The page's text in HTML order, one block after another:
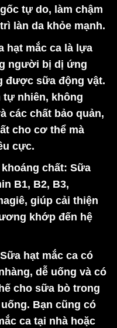
tự do, làm chậm
làn da khỏe mạnh.
hạt mắc ca là lựa
người bị dị ứng
được sữa động vật.
tự nhiên, không
các chất bảo quản,
cho cơ thể mà
cực.
chất: Sữa
B1, B2, B3,
giúp cải thiện
khớp đến hệ
hạt mắc ca có
dễ uống và có
cho sữa bò trong
Bạn cũng có
ca tại nhà hoặc